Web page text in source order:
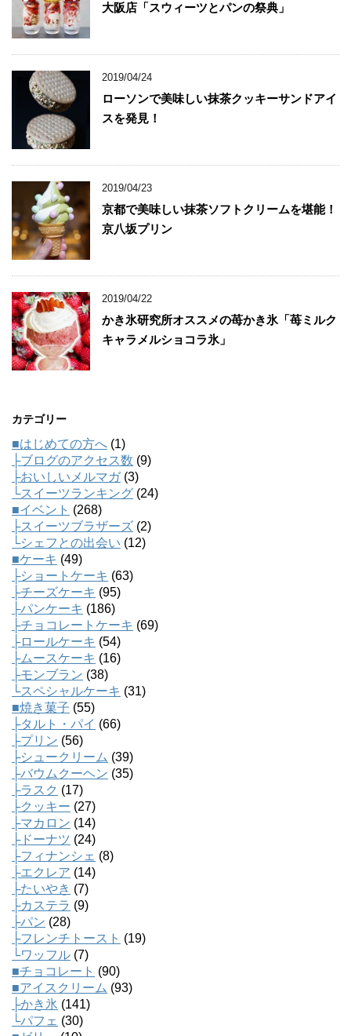
大阪店「スウィーツとパンの祭典」
2019/04/24
ローソンで美味しい抹茶クッキーサンドアイ
スを発見！
2019/04/23
京都で美味しい抹茶ソフトクリームを堪能！
京八坂プリン
2019/04/22
かき氷研究所オススメの苺かき氷「苺ミルク
キャラメルショコラ氷」
カテゴリー
■はじめての方へ (1)
├ブログのアクセス数 (9)
├おいしいメルマガ(3)
└スイーツランキング (24)
■イベント (268)
├スイーツブラザーズ (2)
└シェフとの出会い (12)
■ケーキ (49)
├ショートケーキ (63)
├チーズケーキ (95)
├パンケーキ (186)
├チョコレートケーキ (69)
├ロールケーキ (54)
├ムースケーキ (16)
├モンブラン (38)
└スペシャルケーキ (31)
■焼き菓子 (55)
├タルト・パイ (66)
├プリン (56)
├シュークリーム (39)
├バウムクーヘン (35)
├ラスク (17)
├クッキー (27)
├マカロン (14)
├ドーナツ (24)
├フィナンシェ (8)
├エクレア (14)
├たいやき (7)
├カステラ (9)
├パン (28)
├フレンチトースト (19)
└ワッフル (7)
■チョコレート (90)
■アイスクリーム (93)
├かき氷 (141)
└パフェ (30)